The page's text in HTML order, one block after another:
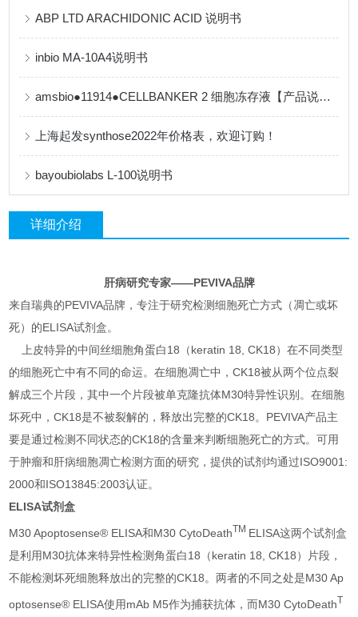
ABP LTD ARACHIDONIC ACID 说明书
inbio MA-10A4说明书
amsbio●11914●CELLBANKER 2 细胞冻存液【产品说明书】
上海起发synthose2022年价格表，欢迎订购！
bayoubiolabs L-100说明书
详细介绍
肝病研究专家——PEVIVA品牌
来自瑞典的PEVIVA品牌，专注于研究检测细胞死亡方式（凋亡或坏
死）的ELISA试剂盒。
上皮特异的中间丝细胞角蛋白18（keratin 18, CK18）在不同类型
的细胞死亡中有不同的命运。在细胞凋亡中，CK18被从两个位点裂
解成三个片段，其中一个片段被单克隆抗体M30特异性识别。在细胞
坏死中，CK18是不被裂解的，释放出完整的CK18。PEVIVA产品主
要是通过检测不同状态的CK18的含量来判断细胞死亡的方式。可用
于肿瘤和肝病细胞凋亡检测方面的研究，提供的试剂均通过ISO9001:
2000和ISO13845:2003认证。
ELISA试剂盒
M30 Apoptosense® ELISA和M30 CytoDeathTM ELISA这两个试剂盒
是利用M30抗体来特异性检测角蛋白18（keratin 18, CK18）片段，
不能检测坏死细胞释放出的完整的CK18。两者的不同之处是M30 Ap
optosense® ELISA使用mAb M5作为捕获抗体，而M30 CytoDeathT